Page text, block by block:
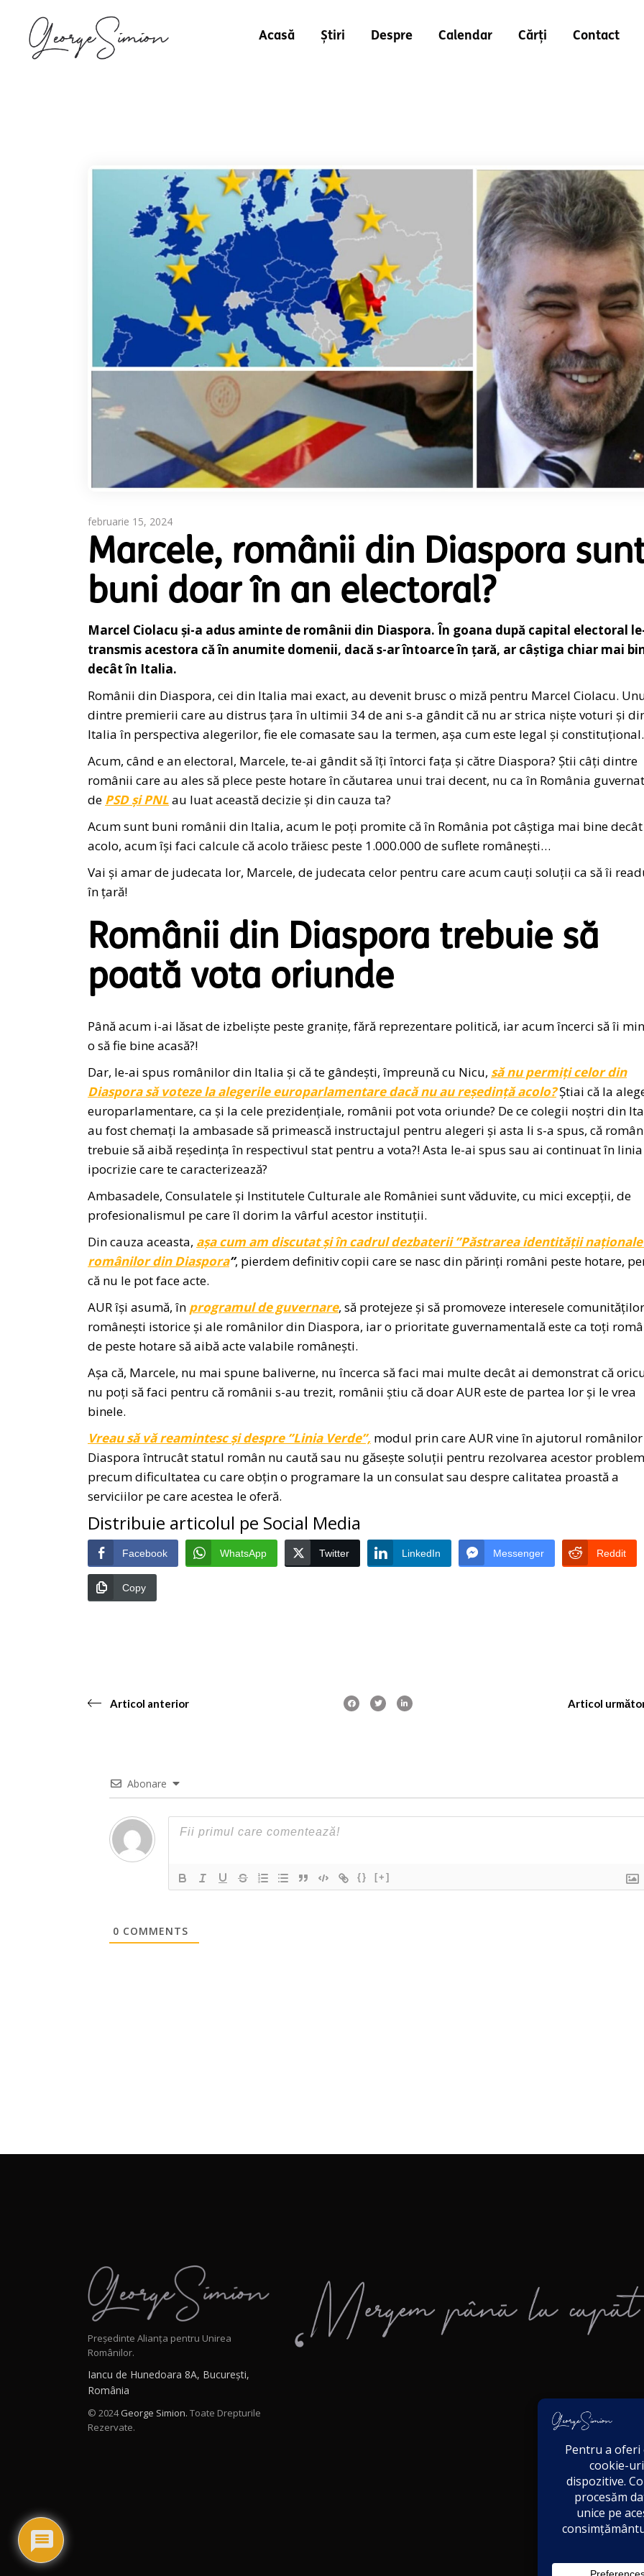
Acasă Știri Despre Calendar Cărți Contact
februarie 15, 2024
Marcele, românii din Diaspora
buni doar în an electoral?
Marcel Ciolacu și-a adus aminte de românii din Diaspora. În goana după capital electoral
transmis acestora că în anumite domenii, dacă s-ar întoarce în țară, ar câștiga chiar mai
decât în Italia.
Românii din Diaspora, cei din Italia mai exact, au devenit brusc o miză pentru Marcel Ciolacu.
dintre premierii care au distrus țara în ultimii 34 de ani s-a gândit că nu ar strica niște voturi și
Italia în perspectiva alegerilor, fie ele comasate sau la termen, așa cum este legal și constituțional.
Acum, când e an electoral, Marcele, te-ai gândit să îți întorci fața și către Diaspora? Știi câți dintre
românii care au ales să plece peste hotare în căutarea unui trai decent, nu ca în România
de PSD și PNLau luat această decizie și din cauza ta?
Acum sunt buni românii din Italia, acum le poți promite că în România pot câștiga mai bine decât
acolo, acum își faci calcule că acolo trăiesc peste 1.000.000 de suflete românești…
Vai și amar de judecata lor, Marcele, de judecata celor pentru care acum cauți soluții ca să îi
în țară!
Românii din Diaspora trebuie să
poată vota oriunde
Până acum i-ai lăsat de izbeliște peste granițe, fără reprezentare politică, iar acum încerci să îi
o să fie bine acasă?!
Dar, le-ai spus românilor din Italia și că te gândești, împreună cu Nicu, să nu permiți celor din
Diaspora să voteze la alegerile europarlamentare dacă nu au reședință acolo? Știai că la
europarlamentare, ca și la cele prezidențiale, românii pot vota oriunde? De ce colegii noștri din
au fost chemați la ambasade să primească instructajul pentru alegeri și asta li s-a spus, că
trebuie să aibă reședința în respectivul stat pentru a vota?! Asta le-ai spus sau ai continuat în
ipocrizie care te caracterizează?
Ambasadele, Consulatele și Institutele Culturale ale României sunt văduvite, cu mici excepții, de
profesionalismul pe care îl dorim la vârful acestor instituții.
Din cauza aceasta, așa cum am discutat și în cadrul dezbaterii ”Păstrarea identității
românilor din Diaspora”, pierdem definitiv copii care se nasc din părinți români peste hotare,
că nu le pot face acte.
AUR își asumă, în programul de guvernare, să protejeze și să promoveze interesele comunităților
românești istorice și ale românilor din Diaspora, iar o prioritate guvernamentală este ca toți
de peste hotare să aibă acte valabile românești.
Așa că, Marcele, nu mai spune baliverne, nu încerca să faci mai multe decât ai demonstrat că
nu poți să faci pentru că românii s-au trezit, românii știu că doar AUR este de partea lor și le vrea
binele.
Vreau să vă reamintesc și despre ”Linia Verde”, modul prin care AUR vine în ajutorul
Diaspora întrucât statul român nu caută sau nu găsește soluții pentru rezolvarea acestor
precum dificultatea cu care obțin o programare la un consulat sau despre calitatea proastă a
serviciilor pe care acestea le oferă.
Distribuie articolul pe Social Media
Facebook WhatsApp Twitter LinkedIn Messenger Reddit
Copy
Articol anterior Articol
Abonare
{} [+]
0 COMMENTS
Președinte Alianța pentru Unirea
Românilor.
Iancu de Hunedoara 8A, București,
România
© 2024George Simion. Toate Drepturile
Rezervate.